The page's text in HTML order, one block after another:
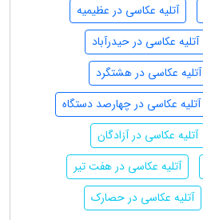
آتلیه عکاسی در عظیمیه
آتلیه عکاسی در حیدرآباد
آتلیه عکاسی در هشتگرد
آتلیه عکاسی در چهارصد دستگاه
آتلیه عکاسی در آزادگان
آتلیه عکاسی در هفت تیر
آتلیه عکاسی در حصارک